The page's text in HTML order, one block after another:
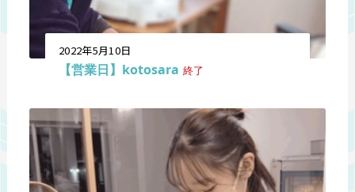
2022年5月10日
【営業日】kotosara 終了